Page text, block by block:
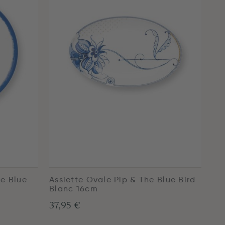
Blue
Assiette Ovale Pip & The Blue Bird
Blanc 16cm
37,95 €